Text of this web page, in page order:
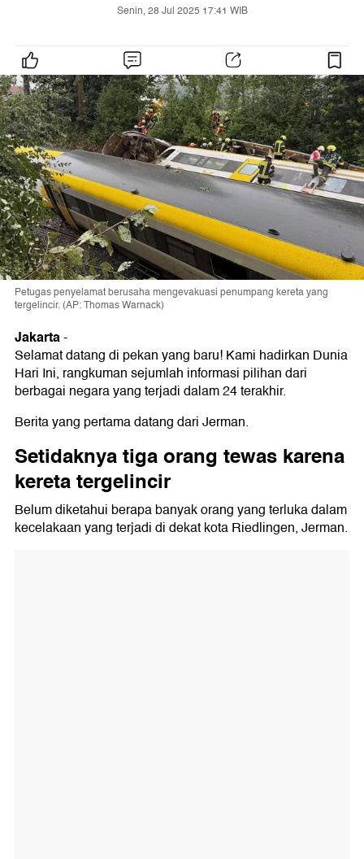
Senin, 28 Jul 2025 17:41 WIB
Petugas penyelamat berusaha mengevakuasi penumpang kereta yang
tergelincir. (AP: Thomas Warnack)
Jakarta-
Selamat datang di pekan yang baru! Kami hadirkan Dunia
Hari Ini, rangkuman sejumlah informasi pilihan dari
berbagai negara yang terjadi dalam 24 terakhir.
Berita yang pertama datang dari Jerman.
Setidaknya tiga orang tewas karena
kereta tergelincir
Belum diketahui berapa banyak orang yang terluka dalam
kecelakaan yang terjadi di dekat kota Riedlingen, Jerman.